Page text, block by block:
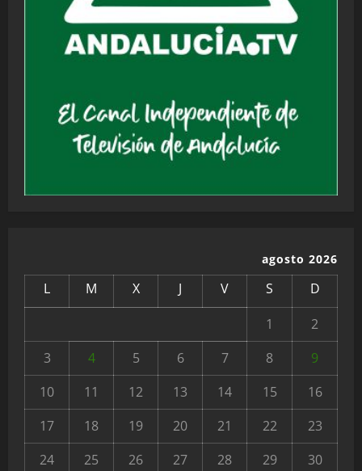
agosto 2026
L M X J V S
D
1
2
3
4 5 6 7 8
9
10
11 12 13 14 15
16
17
18 19 20 21 22
23
24
25 26 27 28 29 30